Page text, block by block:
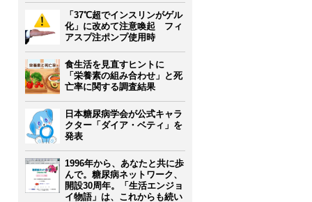
「37℃超でインスリンがゲル
化」に改めて注意喚起 フィ
アスプ注ポンプ使用時
食生活を見直すヒントに
「栄養素の組み合わせ」と死
亡率に関する調査結果
日本糖尿病学会が公式キャラ
クター「ダイア・ベティ」を
発表
1996年から、あなたと共に歩
んで。糖尿病ネットワーク、
開設30周年。「生活エンジョ
イ物語」は、これからも続い